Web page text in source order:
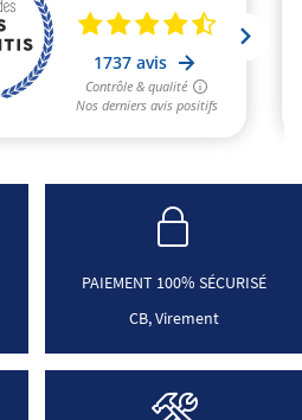
PAIEMENT 100% SÉCURISÉ
CB, Virement